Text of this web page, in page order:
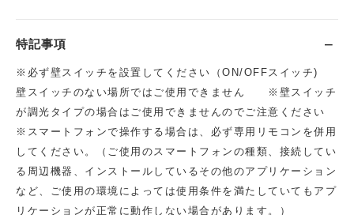
特記事項
※必ず壁スイッチを設置してください（ON/OFFスイッチ)
壁スイッチのない場所ではご使用できません ※壁スイッチ
が調光タイプの場合はご使用できませんのでご注意ください
※スマートフォンで操作する場合は、必ず専用リモコンを併用
してください。（ご使用のスマートフォンの種類、接続してい
る周辺機器、インストールしているその他のアプリケーション
など、ご使用の環境によっては使用条件を満たしていてもアプ
リケーションが正常に動作しない場合があります。）